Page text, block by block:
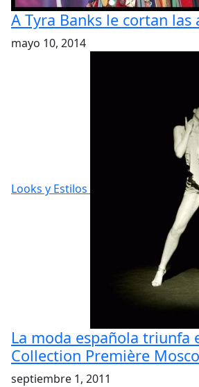
A Tyra Banks le cortan las
mayo 10, 2014
Looks y Estilos
La moda española triunfa
Collection Première
septiembre 1, 2011